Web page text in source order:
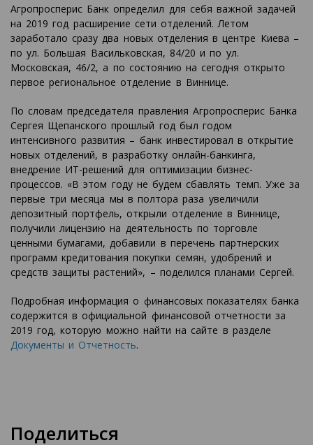
Агропросперис Банк определил для себя важной задачей
на 2019 год расширение сети отделений. Летом
заработало сразу два новых отделения в центре Киева –
по ул. Большая Васильковская, 84/20 и по ул.
Московская, 46/2, а по состоянию на сегодня открыто
первое региональное отделение в Виннице.
По словам председателя правления Агропросперис Банка
Сергея Щепанского прошлый год был годом
интенсивного развития – банк инвестировал в открытие
новых отделений, в разработку онлайн-банкинга,
внедрение ИТ-решений для оптимизации бизнес-
процессов. «В этом году не будем сбавлять темп. Уже за
первые три месяца мы в полтора раза увеличили
депозитный портфель, открыли отделение в Виннице,
получили лицензию на деятельность по торговле
ценными бумагами, добавили в перечень партнерских
программ кредитования покупки семян, удобрений и
средств защиты растений», – поделился планами Сергей.
Подробная информация о финансовых показателях банка
содержится в официальной финансовой отчетности за
2019 год, которую можно найти на сайте в разделе
Документы и Отчетность.
Поделиться